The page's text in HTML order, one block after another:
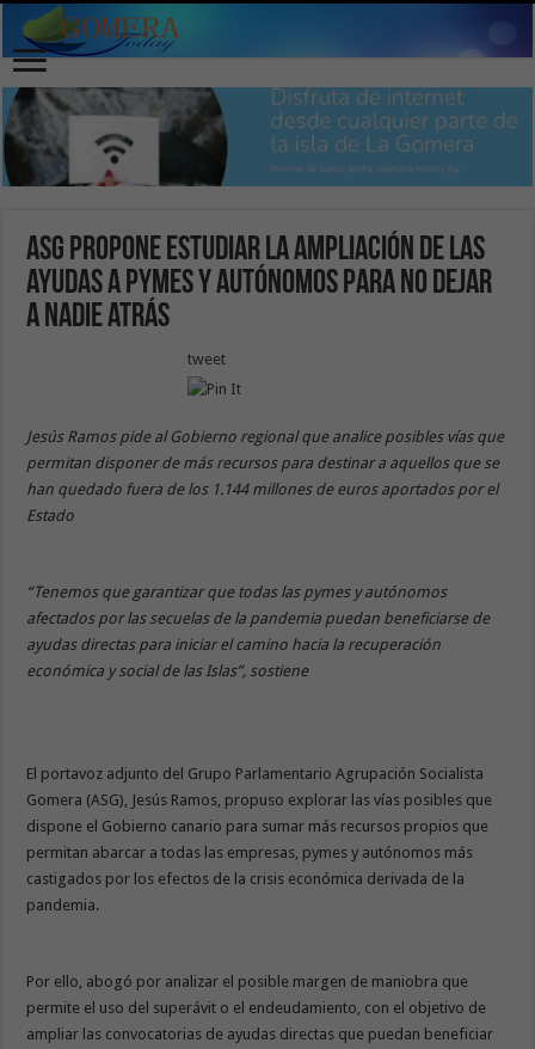
ASG propone estudiar la ampliación de las
ayudas a pymes y autónomos para no dejar
a nadie atrás
tweet
Jesús Ramos pide al Gobierno regional que analice posibles vías que
permitan disponer de más recursos para destinar a aquellos que se
han quedado fuera de los 1.144 millones de euros aportados por el
Estado
“Tenemos que garantizar que todas las pymes y autónomos
afectados por las secuelas de la pandemia puedan beneficiarse de
ayudas directas para iniciar el camino hacia la recuperación
económica y social de las Islas”, sostiene
El portavoz adjunto del Grupo Parlamentario Agrupación Socialista
Gomera (ASG), Jesús Ramos, propuso explorar las vías posibles que
dispone el Gobierno canario para sumar más recursos propios que
permitan abarcar a todas las empresas, pymes y autónomos más
castigados por los efectos de la crisis económica derivada de la
pandemia.
Por ello, abogó por analizar el posible margen de maniobra que
permite el uso del superávit o el endeudamiento, con el objetivo de
ampliar las convocatorias de ayudas directas que puedan beneficiar